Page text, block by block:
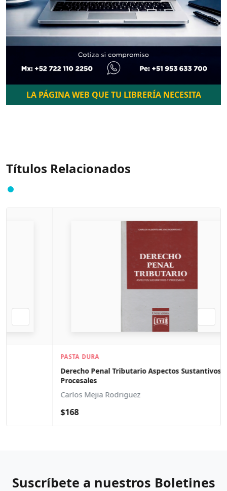
LA PÁGINA WEB QUE TU LIBRERÍA NECESITA
Títulos Relacionados
Derecho Penal Tributario Aspectos Sustantivos Y
Carlos Mejia Rodriguez
Suscríbete a nuestros Boletines